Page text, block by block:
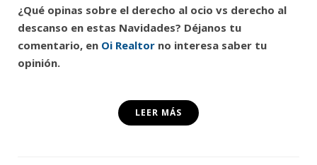
¿Qué opinas sobre el derecho al ocio vs derecho al
descanso en estas Navidades? Déjanos tu
comentario, en Oi Realtor no interesa saber tu
opinión.
LEER MÁS